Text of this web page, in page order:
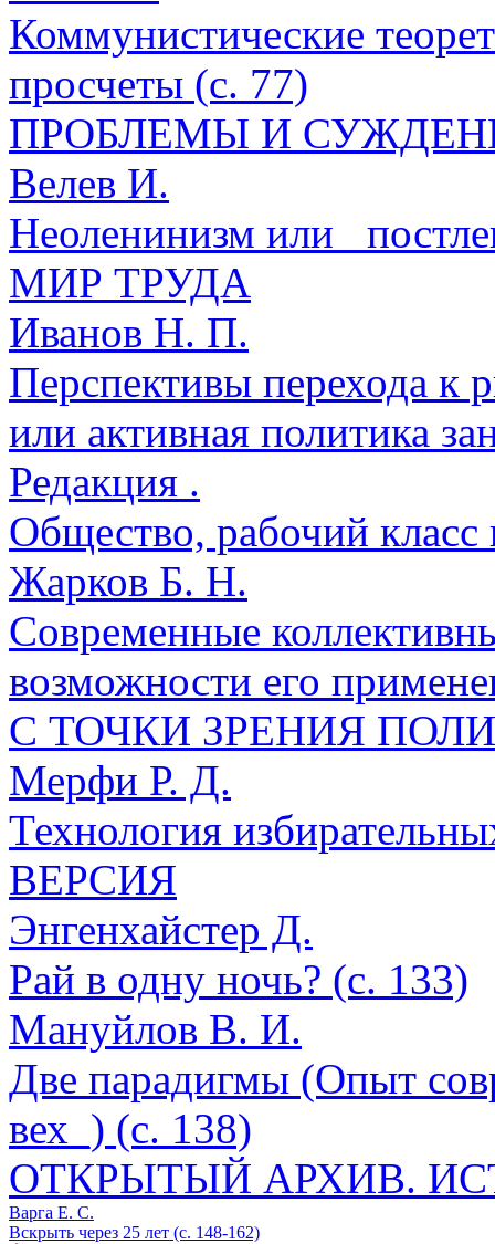
Коммунистические
просчеты (с. 77)
ПРОБЛЕМЫ И
Велев И.
Неоленинизм или
МИР ТРУДА
Иванов Н. П.
Перспективы перехода к
или активная политика
Редакция .
Общество, рабочий
Жарков Б. Н.
Современные
возможности его
С ТОЧКИ ЗРЕНИЯ
Мерфи Р. Д.
Технология
ВЕРСИЯ
Энгенхайстер Д.
Рай в одну ночь? (с. 133)
Мануйлов В. И.
Две парадигмы (Опыт
вех_) (с. 138)
ОТКРЫТЫЙ АРХИВ.
Варга Е. С.
Вскрыть через 25 лет (с. 148-162)